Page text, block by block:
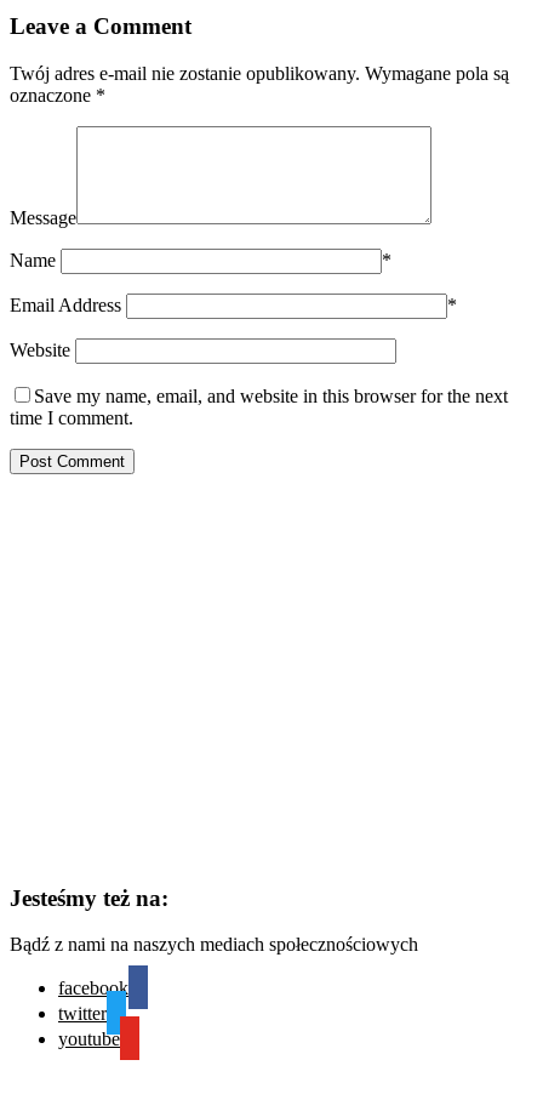
Leave a Comment
Twój adres e-mail nie zostanie opublikowany. Wymagane pola są
oznaczone *
Message
Name *
Email Address *
Website
Save my name, email, and website in this browser for the next
time I comment.
Jesteśmy też na:
Bądź z nami na naszych mediach społecznościowych
facebook
twitter
youtube